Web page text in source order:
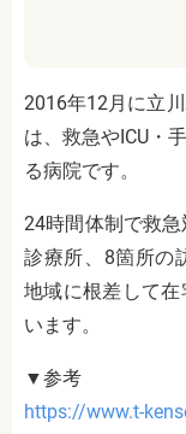
2016年12月に立
は、救急やICU・
る病院です。
24時間体制で救
診療所、8箇所の
地域に根差して
います。
▼参考
https://www.t-